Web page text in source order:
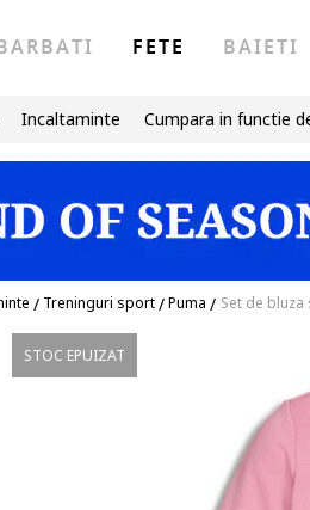
FETE BAIETI
Incaltaminte Cumpara in functie
/ Treninguri sport/Puma / Set de
STOC EPUIZAT